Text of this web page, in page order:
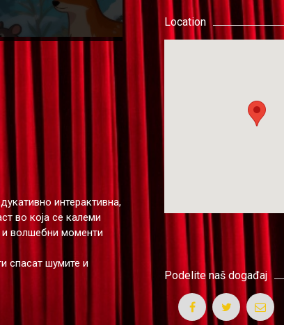
интерактивна,
во која се калеми
и волшебни моменти
спасат шумите и
Location
Podelite naš događaj